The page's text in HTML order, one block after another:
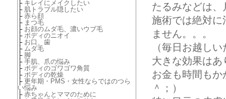
├ キレイにメイクしたい
├ 肌トラブル隠したい
├ 赤ら顔
├ まつ毛
├ お顔のムダ毛、濃いウブ毛
├ ボディのニオイ
├ お口、歯
├ ムダ毛
├ 脚
├ 手肌、爪の悩み
├ ボディのゴワゴワ角質
├ ボディの乾燥
├ 更年期・PMS・女性ならではのつら
い悩み
├ 赤ちゃんとママのために
たるみなどは、
施術では絶対に
ません。。。
（毎日お越し
大きな効果はあ
お金も時間も
＾；）